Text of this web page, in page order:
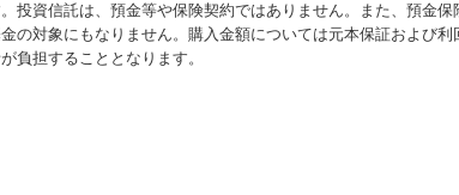
資信託は、預金等や保険契約ではありません。また、預金
対象にもなりません。購入金額については元本保証および利
負担することとなります。